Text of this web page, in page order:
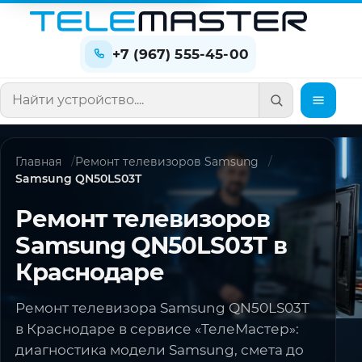
+7 (967) 555-45-00
Поиск по сайту
Главная
Ремонт телевизоров Samsung
Samsung QN50LS03T
Ремонт телевизоров
Samsung QN50LS03T в
Краснодаре
Ремонт телевизора Samsung QN50LS03T
в Краснодаре в сервисе «ТелеМастер»:
диагностика модели Samsung, смета до